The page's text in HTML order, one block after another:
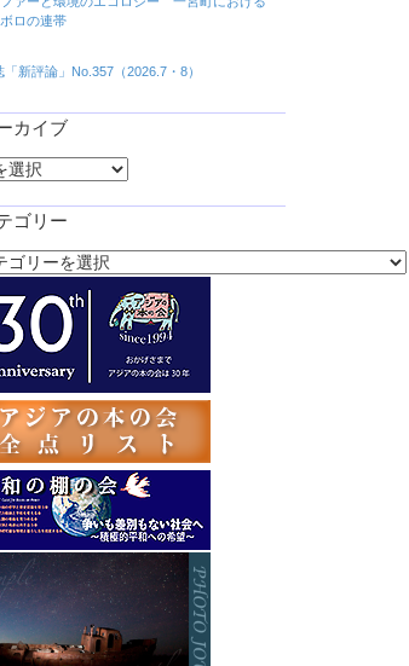
ロの連帯
「新評論」No.357（2026.7・8）
カイブ
ゴリー